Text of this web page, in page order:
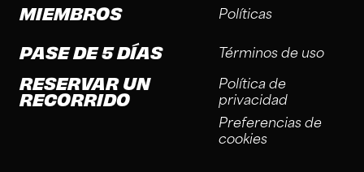
MIEMBROS
PASE DE 5 DÍAS
RESERVAR UN
RECORRIDO
Políticas
Términos de uso
Política de
privacidad
Preferencias de
cookies